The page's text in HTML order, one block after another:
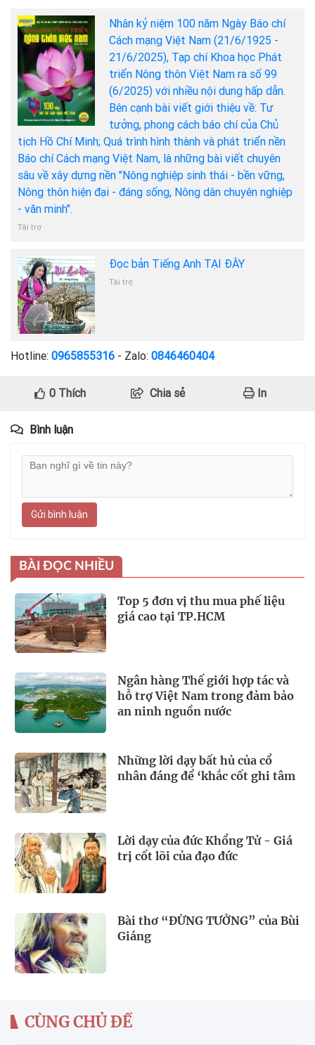
Nhân kỷ niệm 100 năm Ngày Báo chí
Cách mạng Việt Nam (21/6/1925 -
21/6/2025), Tạp chí Khoa học Phát
triển Nông thôn Việt Nam ra số 99
(6/2025) với nhiều nội dung hấp dẫn.
Bên cạnh bài viết giới thiệu về: Tư
tưởng, phong cách báo chí của Chủ
tịch Hồ Chí Minh; Quá trình hình thành và phát triển nền
Báo chí Cách mạng Việt Nam, là những bài viết chuyên
sâu về xây dựng nền "Nông nghiệp sinh thái - bền vững,
Nông thôn hiện đại - đáng sống, Nông dân chuyên nghiệp
- văn minh".
Tài trợ
Đọc bản Tiếng Anh TẠI ĐÂY
Tài trợ
Hotline: 0965855316 - Zalo: 0846460404
0Thích Chia sẻ In
Bình luận
Gửi bình luận
BÀI ĐỌC NHIỀU
Top 5 đơn vị thu mua phế liệu
giá cao tại TP.HCM
Ngân hàng Thế giới hợp tác và
hỗ trợ Việt Nam trong đảm bảo
an ninh nguồn nước
Những lời dạy bất hủ của cổ
nhân đáng để ‘khắc cốt ghi tâm
Lời dạy của đức Khổng Tử - Giá
trị cốt lõi của đạo đức
Bài thơ “ĐỪNG TƯỞNG” của Bùi
Giáng
CÙNG CHỦ ĐỀ